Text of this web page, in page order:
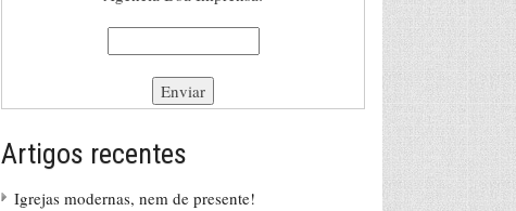
Artigos recentes
Igrejas modernas, nem de presente!